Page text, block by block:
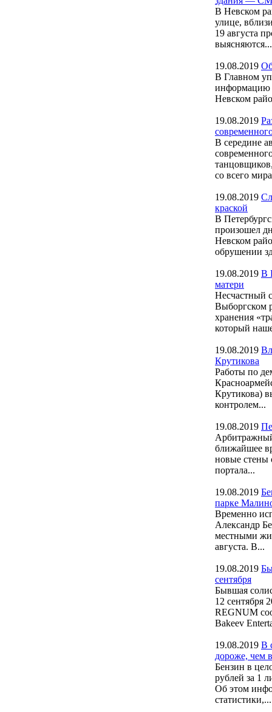
В Невском
улице,
19 августа
19.08.2019
В Главном
информацию
Невском
19.08.2019
В середине
со всего
19.08.2019
краской
В
произошел
Невском
обрушении
19.08.2019 В
матери
Несчастный
Выборгском
хранения
который
19.08.2019
Крутикова
Работы по
Крутикова)
контролем...
19.08.2019
ближайшее
новые стены
портала...
19.08.2019
парке
Временно
Александр
местными
августа. В...
19.08.2019
сентября
Бывшая
12 сентября
REGNUM
Bakeev
19.08.2019 В
дороже, чем
Бензин в
рублей за 1
Об этом
статистики,...